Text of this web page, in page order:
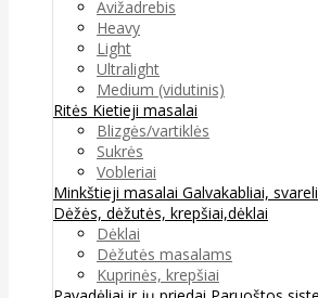
Avižadrebis
Heavy
Light
Ultralight
Medium (vidutinis)
Ritės Kietieji masalai
Blizgės/vartiklės
Sukrės
Vobleriai
Minkštieji masalai Galvakabliai,
Dėžės, dėžutės, krepšiai,dėklai
Dėklai
Dėžutės masalams
Kuprinės, krepšiai